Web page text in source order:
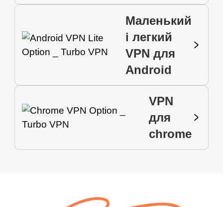
Маленький
і легкий
VPN для
Android
VPN
для
chrome